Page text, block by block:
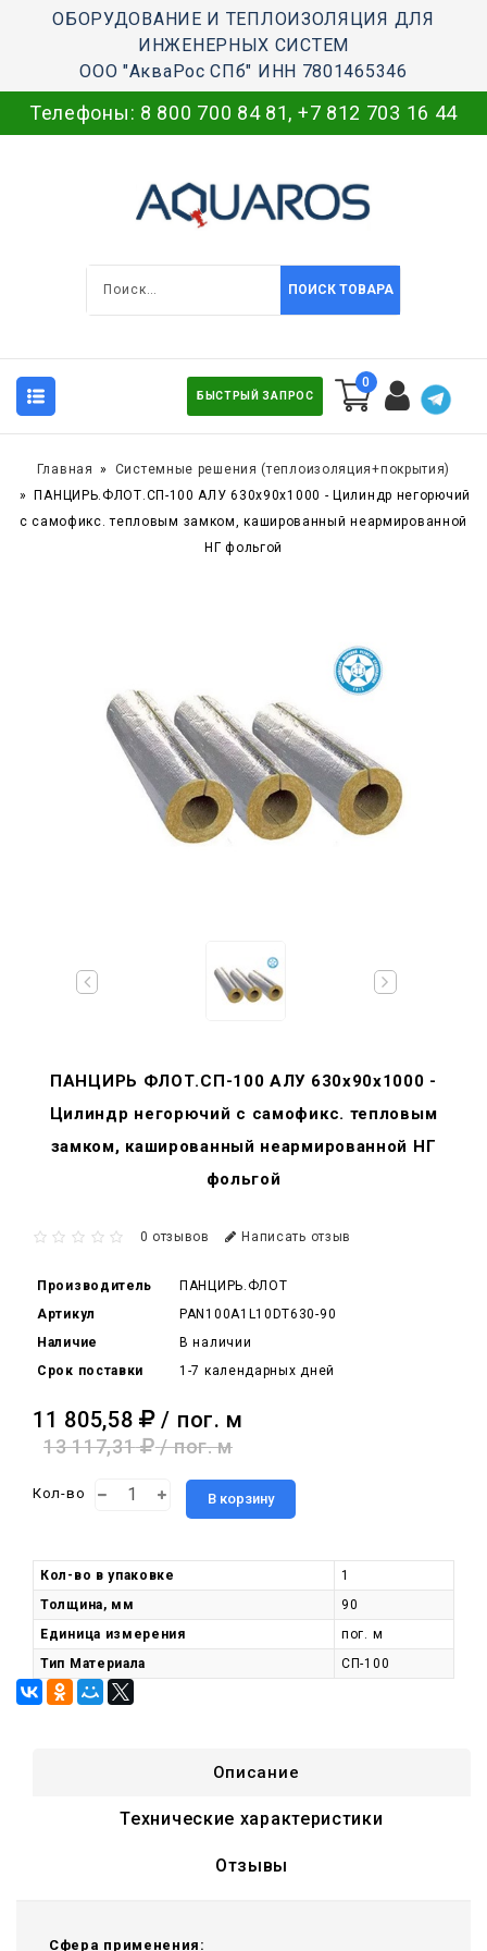
ОБОРУДОВАНИЕ И ТЕПЛОИЗОЛЯЦИЯ ДЛЯ
ИНЖЕНЕРНЫХ СИСТЕМ
ООО "АкваРос СПб" ИНН 7801465346
Телефоны: 8 800 700 84 81, +7 812 703 16 44
ПОИСК ТОВАРА
БЫСТРЫЙ ЗАПРОС
0
Главная
Системные решения (теплоизоляция+покрытия)
ПАНЦИРЬ.ФЛОТ.СП-100 АЛУ 630x90x1000 - Цилиндр негорючий
c самофикс. тепловым замком, кашированный неармированной
НГ фольгой
ПАНЦИРЬ ФЛОТ.СП-100 АЛУ 630x90x1000 -
Цилиндр негорючий c самофикс. тепловым
замком, кашированный неармированной НГ
фольгой
0 отзывов Написать отзыв
Производитель
ПАНЦИРЬ.ФЛОТ
Артикул
PAN100A1L10DT630-90
Наличие
В наличии
Срок поставки
1-7 календарных дней
11 805,58 / пог. м
13 117,31 / пог. м
Кол-во В корзину
Кол-во в упаковке
1
Толщина, мм
90
Единица измерения
пог. м
Тип Материала
СП-100
Описание
Технические характеристики
Отзывы
Сфера применения: